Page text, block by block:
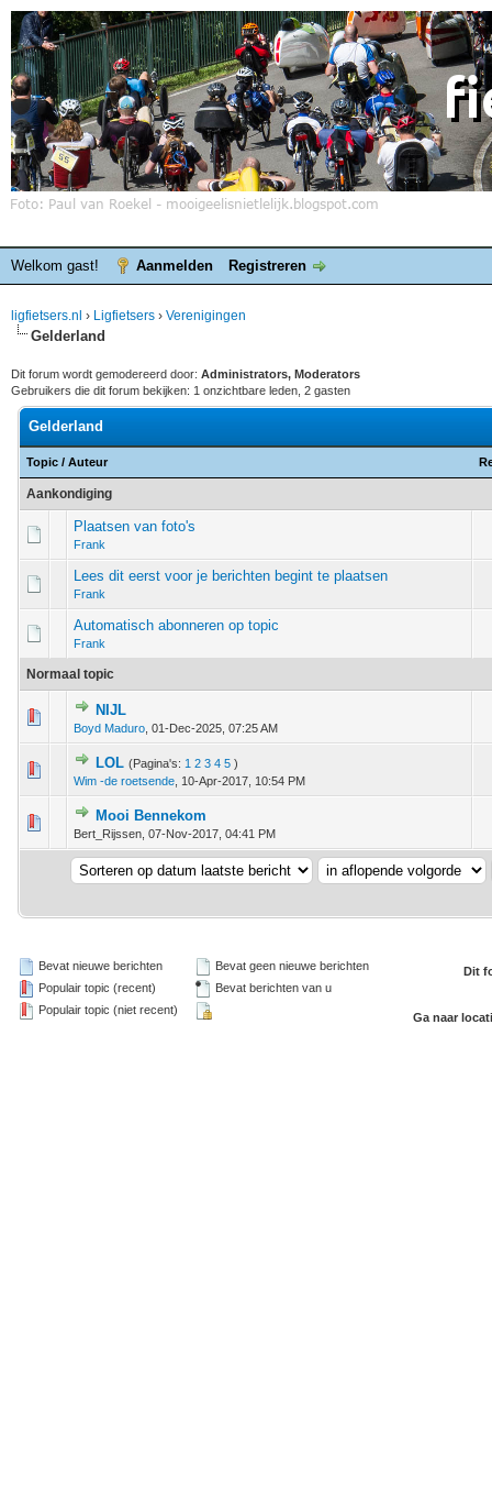
Welkom gast! Aanmelden Registreren
ligfietsers.nl › Ligfietsers › Verenigingen
Gelderland
Dit forum wordt gemodereerd door: Administrators, Moderators
Gebruikers die dit forum bekijken: 1 onzichtbare leden, 2 gasten
Gelderland
Topic / Auteur
Aankondiging
Plaatsen van foto's
Frank
Lees dit eerst voor je berichten begint te plaatsen
Frank
Automatisch abonneren op topic
Frank
Normaal topic
NIJL
Boyd Maduro 01-Dec-2025, 07:25 AM
- 0 van 5 gemiddeld
2 345
LOL (Pagina's: 1 2 3 4 5 )
Wim -de roetsende 10-Apr-2017, 10:54 PM
- 0 van 5 gemiddeld
2 345
Mooi Bennekom
Bert_Rijssen, 07-Nov-2017, 04:41 PM
- 0 van 5 gemiddeld
2 345
Bevat nieuwe berichten
Populair topic (recent)
Populair topic (niet recent)
Bevat geen nieuwe berichten
Bevat berichten van u
Dit
Ga naar